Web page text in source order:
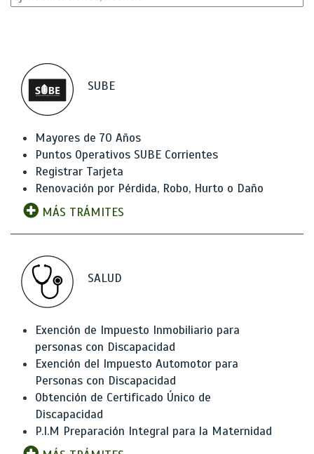
SUBE
Mayores de 70 Años
Puntos Operativos SUBE Corrientes
Registrar Tarjeta
Renovación por Pérdida, Robo, Hurto o Daño
MÁS TRÁMITES
SALUD
Exención de Impuesto Inmobiliario para
personas con Discapacidad
Exención del Impuesto Automotor para
Personas con Discapacidad
Obtención de Certificado Único de
Discapacidad
P.I.M Preparación Integral para la Maternidad